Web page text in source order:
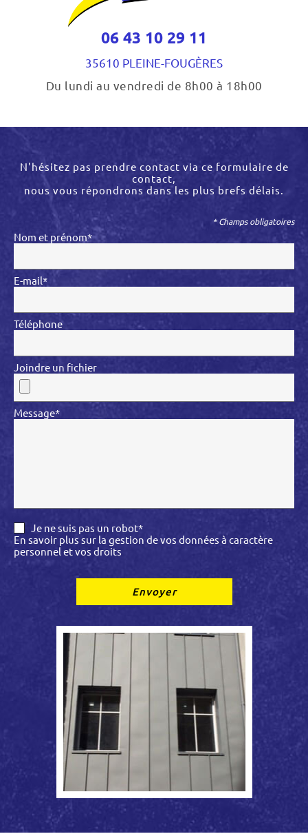
06 43 10 29 11
35610 PLEINE-FOUGÈRES
Du lundi au vendredi de 8h00 à 18h00
N'hésitez pas prendre contact via ce formulaire de
contact,
nous vous répondrons dans les plus brefs délais.
* Champs obligatoires
Nom et prénom*
E-mail*
Téléphone
Joindre un fichier
Message*
Je ne suis pas un robot*
En savoir plus sur la gestion de vos données à caractère
personnel et vos droits
Envoyer